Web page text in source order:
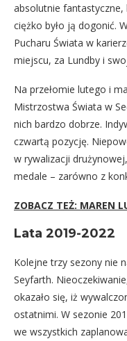
absolutnie fantastyczne,
ciężko było ją dogonić.
Pucharu Świata w
miejscu, za Lundby i
Na przełomie lutego i
Mistrzostwa Świata w
nich bardzo dobrze.
czwartą pozycję.
w rywalizacji
medale – zarówno z
ZOBACZ TEŻ: MAREN
Lata 2019-2022
Kolejne trzy sezony nie
Seyfarth.
okazało się, iż
ostatnimi. W sezonie
we wszystkich